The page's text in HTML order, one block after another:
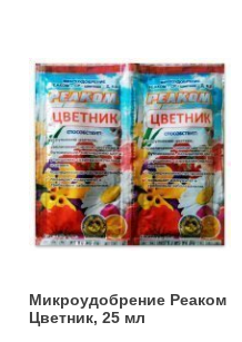
Микроудобрение Реаком
Цветник, 25 мл
Элитные семена в банках
Архив